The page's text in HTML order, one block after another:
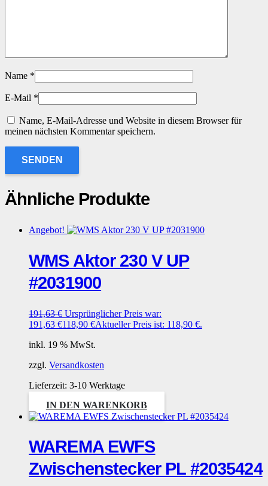
Name *
E-Mail *
Name, E-Mail-Adresse und Website in diesem Browser für
meinen nächsten Kommentar speichern.
Ähnliche Produkte
Angebot!
WMS Aktor 230 V UP
#2031900
191,63€ Ursprünglicher Preis war:
191,63 €118,90 €Aktueller Preis ist: 118,90 €.
inkl. 19 % MwSt.
zzgl. Versandkosten
Lieferzeit: 3-10 Werktage
IN DEN WARENKORB
WAREMA EWFS
Zwischenstecker PL #2035424